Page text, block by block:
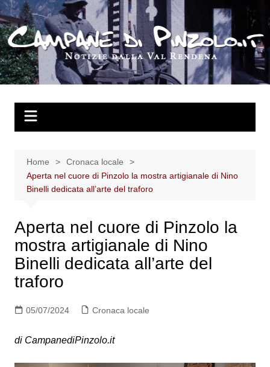
Salta
al
contenuto
Home
Cronaca locale
Aperta nel cuore di Pinzolo la mostra artigianale di Nino
Binelli dedicata all’arte del traforo
Aperta nel cuore di Pinzolo la
mostra artigianale di Nino
Binelli dedicata all’arte del
traforo
05/07/2024 Cronaca locale
di CampanediPinzolo.it